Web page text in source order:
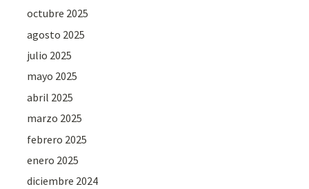
octubre 2025
agosto 2025
julio 2025
mayo 2025
abril 2025
marzo 2025
febrero 2025
enero 2025
diciembre 2024